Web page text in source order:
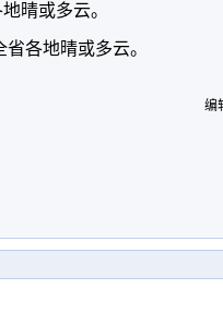
晴或多云。
各地晴或多云。
编